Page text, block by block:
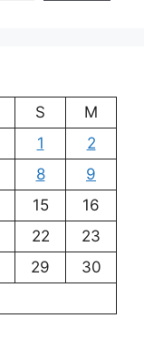
S
M
1
2
8
9
15
16
22
23
29
30